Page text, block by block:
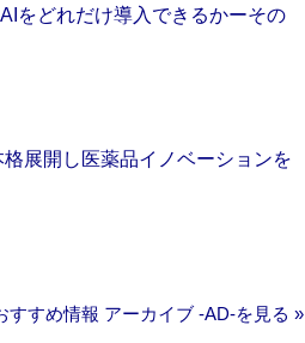
をどれだけ導入できるかーその
展開し医薬品イノベーションを
すすめ情報 アーカイブ ‐AD‐を見る »